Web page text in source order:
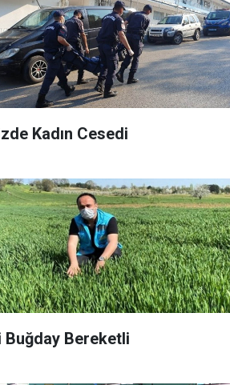
Kadın Cesedi
Buğday Bereketli